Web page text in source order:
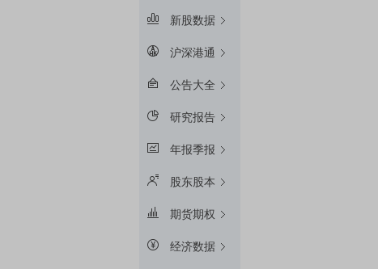
新股数据
沪深港通
公告大全
研究报告
年报季报
股东股本
期货期权
经济数据